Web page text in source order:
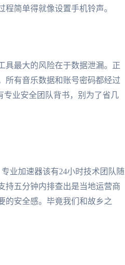
简单得就像设置手机铃声。
具最大的风险在于数据泄漏。正
所有音乐数据和账号密码都经过
专业安全团队背书，别为了省几
业加速器该有24小时技术团队随
持五分钟内排查出是当地运营商
的安全感。毕竟我们和故乡之